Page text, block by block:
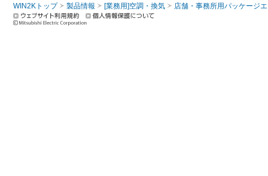
WIN2Kトップ 製品情報 [業務用]空調・換気 店舗・事務所用パッケージ